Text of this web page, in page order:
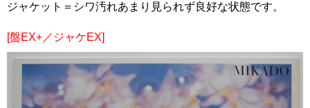
ジャケット＝シワ汚れあまり見られず良好な状態です。
[盤EX+／ジャケEX]